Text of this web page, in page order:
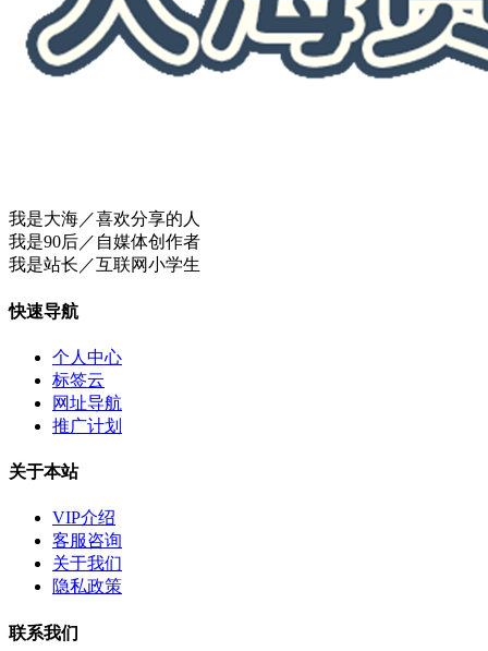
我是大海／喜欢分享的人
我是90后／自媒体创作者
我是站长／互联网小学生
快速导航
个人中心
标签云
网址导航
推广计划
关于本站
VIP介绍
客服咨询
关于我们
隐私政策
联系我们